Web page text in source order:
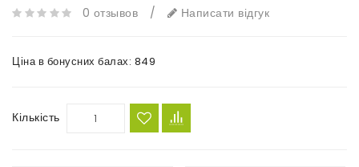
0 отзывов
/ Написати відгук
Ціна в бонусних балах: 849
Кількість